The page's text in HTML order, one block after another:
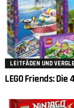
LEITFÄDEN UND
LEGO Friends: